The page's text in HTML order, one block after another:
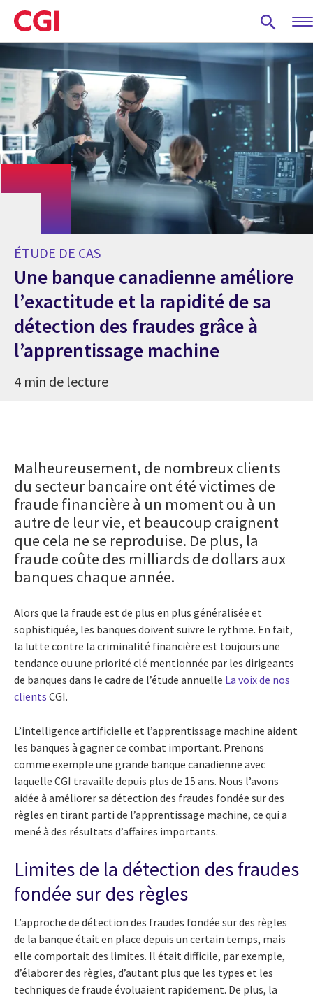
Skip
to
main
ÉTUDE DE CAS
Une banque canadienne améliore
l’exactitude et la rapidité de sa
détection des fraudes grâce à
l’apprentissage machine
4 min de lecture
Malheureusement, de nombreux clients
du secteur bancaire ont été victimes de
fraude financière à un moment ou à un
autre de leur vie, et beaucoup craignent
que cela ne se reproduise. De plus, la
fraude coûte des milliards de dollars aux
banques chaque année.
Alors que la fraude est de plus en plus généralisée et
sophistiquée, les banques doivent suivre le rythme. En fait,
la lutte contre la criminalité financière est toujours une
tendance ou une priorité clé mentionnée par les dirigeants
de banques dans le cadre de l’étude annuelle La voix de nos
clients CGI.
L’intelligence artificielle et l’apprentissage machine aident
les banques à gagner ce combat important. Prenons
comme exemple une grande banque canadienne avec
laquelle CGI travaille depuis plus de 15 ans. Nous l’avons
aidée à améliorer sa détection des fraudes fondée sur des
règles en tirant parti de l’apprentissage machine, ce qui a
mené à des résultats d’affaires importants.
Limites de la détection des fraudes
fondée sur des règles
L’approche de détection des fraudes fondée sur des règles
de la banque était en place depuis un certain temps, mais
elle comportait des limites. Il était difficile, par exemple,
d’élaborer des règles, d’autant plus que les types et les
techniques de fraude évoluaient rapidement. De plus, la